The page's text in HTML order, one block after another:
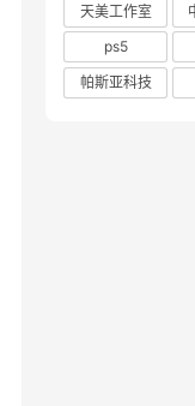
天美工作室
ps5
帕斯亚科技